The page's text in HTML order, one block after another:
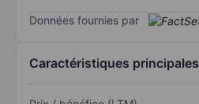
Données fournies par
Caractéristiques principales